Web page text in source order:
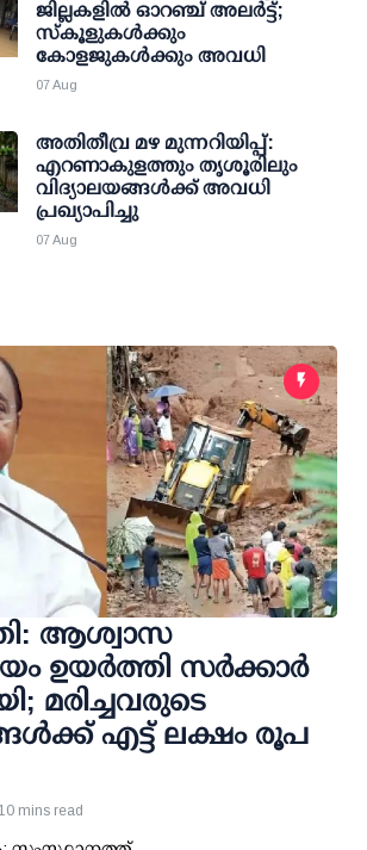
ജില്ലകളില്‍ ഓറഞ്ച് അലര്‍ട്ട്;
സ്‌കൂളുകള്‍ക്കും
കോളജുകള്‍ക്കും അവധി
07 Aug
അതിതീവ്ര മഴ മുന്നറിയിപ്പ്:
എറണാകുളത്തും തൃശൂരിലും
വിദ്യാലയങ്ങള്‍ക്ക് അവധി
പ്രഖ്യാപിച്ചു
07 Aug
ആശ്വാസ
ഉയര്‍ത്തി സര്‍ക്കാര്‍
മരിച്ചവരുടെ
എട്ട് ലക്ഷം രൂപ
mins read